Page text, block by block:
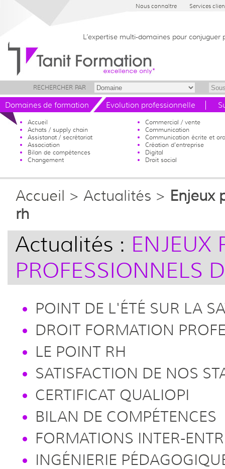
Nous connaître Services
L’expertise multi-domaines pour
RECHERCHER PAR
Domaines de formation Evolution professionnelle
Accueil
Achats / supply chain
Assistanat / secrétariat
Association
Bilan de compétences
Changement
Commercial / vente
Communication
Communication écrite et
Création d'entreprise
Digital
Droit social
Accueil > Actualités > Enjeux
rh
Actualités : ENJEUX
PROFESSIONNELS
POINT DE L'ÉTÉ SUR LA
DROIT FORMATION
LE POINT RH
SATISFACTION DE NOS
CERTIFICAT QUALIOPI
BILAN DE COMPÉTENCES
FORMATIONS INTER-
INGÉNIERIE